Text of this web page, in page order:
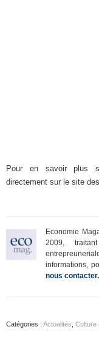
Pour en savoir plus
directement sur le site des
Economie
2009,
informations,
nous contacter.
Catégories : Actualités Culture